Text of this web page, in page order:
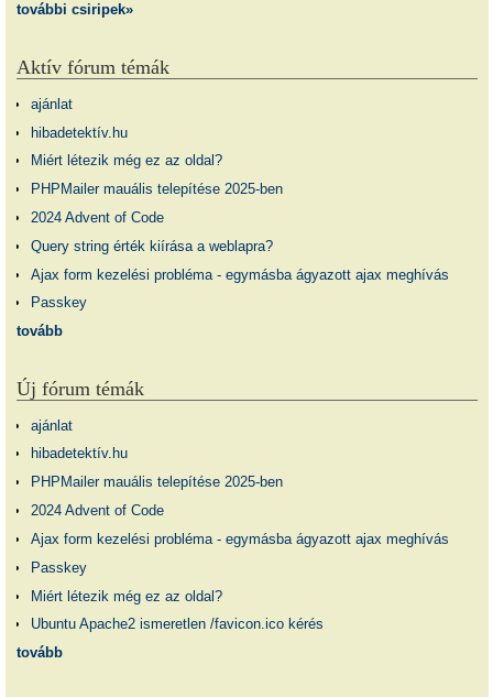
további csiripek»
Aktív fórum témák
ajánlat
hibadetektív.hu
Miért létezik még ez az oldal?
PHPMailer mauális telepítése 2025-ben
2024 Advent of Code
Query string érték kiírása a weblapra?
Ajax form kezelési probléma - egymásba ágyazott ajax meghívás
Passkey
tovább
Új fórum témák
ajánlat
hibadetektív.hu
PHPMailer mauális telepítése 2025-ben
2024 Advent of Code
Ajax form kezelési probléma - egymásba ágyazott ajax meghívás
Passkey
Miért létezik még ez az oldal?
Ubuntu Apache2 ismeretlen /favicon.ico kérés
tovább